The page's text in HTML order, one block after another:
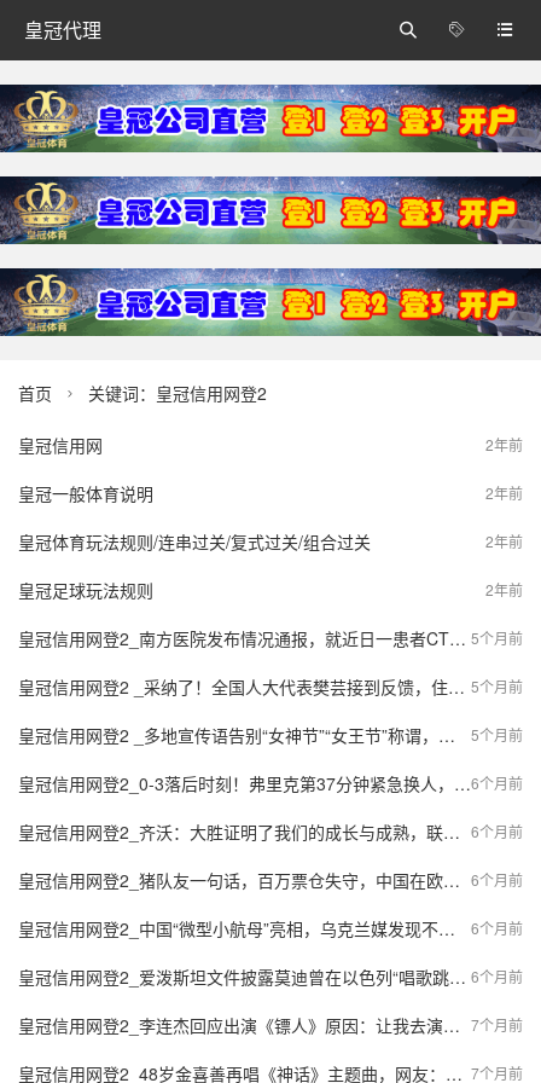
皇冠代理 


首页  关键词：皇冠信用网登2
2年前
皇冠信用网
2年前
皇冠一般体育说明
2年前
皇冠体育玩法规则/连串过关/复式过关/组合过关
2年前
皇冠足球玩法规则
5个月前
皇冠信用网登2_南方医院发布情况通报，就近日一患者CT报告出错一事致歉
5个月前
皇冠信用网登2 _采纳了！全国人大代表樊芸接到反馈，住建部将着手把《物业管理条例》改为《物业服务条例》
5个月前
皇冠信用网登2 _多地宣传语告别“女神节”“女王节”称谓，使用“妇女节”
6个月前
皇冠信用网登2_0-3落后时刻！弗里克第37分钟紧急换人，莱万登场救火卡萨多黯然离场
6个月前
皇冠信用网登2_齐沃：大胜证明了我们的成长与成熟，联赛是一场要坚持到5月的马拉松
6个月前
皇冠信用网登2_猪队友一句话，百万票仓失守，中国在欧洲最可靠的支点，这回玩完
6个月前
皇冠信用网登2_中国“微型小航母”亮相，乌克兰媒发现不对劲：在做全面战争准备
6个月前
皇冠信用网登2_爱泼斯坦文件披露莫迪曾在以色列“唱歌跳舞”以取悦美国总统，印外交部否认
7个月前
皇冠信用网登2_李连杰回应出演《镖人》原因：让我去演，我就努力，做好这个绿叶
7个月前
皇冠信用网登2_48岁金喜善再唱《神话》主题曲，网友：怎么一点都没变？